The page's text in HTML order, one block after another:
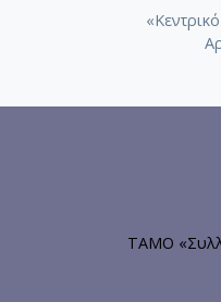
ΤΑΜΟ